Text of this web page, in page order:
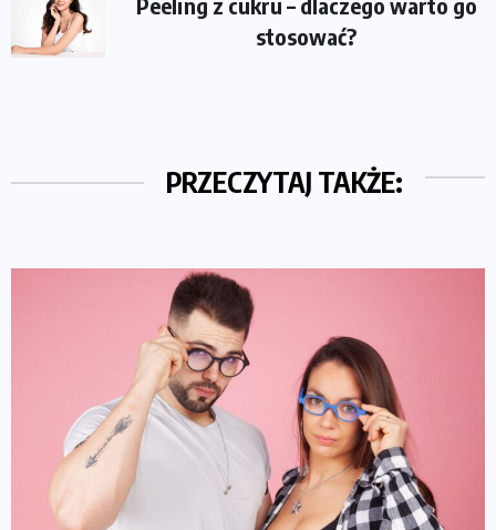
stosować?
PRZECZYTAJ TAKŻE: